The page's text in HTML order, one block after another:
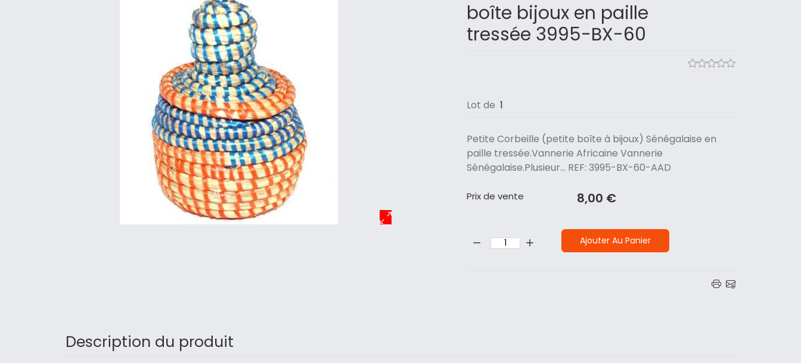
boîte bijoux en paille
tressée 3995-BX-60
Lot de 1
Petite Corbeille (petite boîte à bijoux) Sénégalaise en
paille tressée.Vannerie Africaine Vannerie
Sénégalaise.Plusieur... REF: 3995-BX-60-AAD
Prix ​​de vente 8,00 €
Quantité: Ajouter Au Panier
Description du produit